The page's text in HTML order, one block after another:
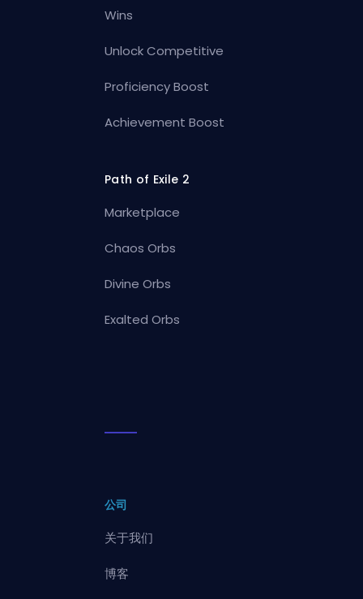
Wins
Unlock Competitive
Proficiency Boost
Achievement Boost
Path of Exile 2
Marketplace
Chaos Orbs
Divine Orbs
Exalted Orbs
公司
关于我们
博客